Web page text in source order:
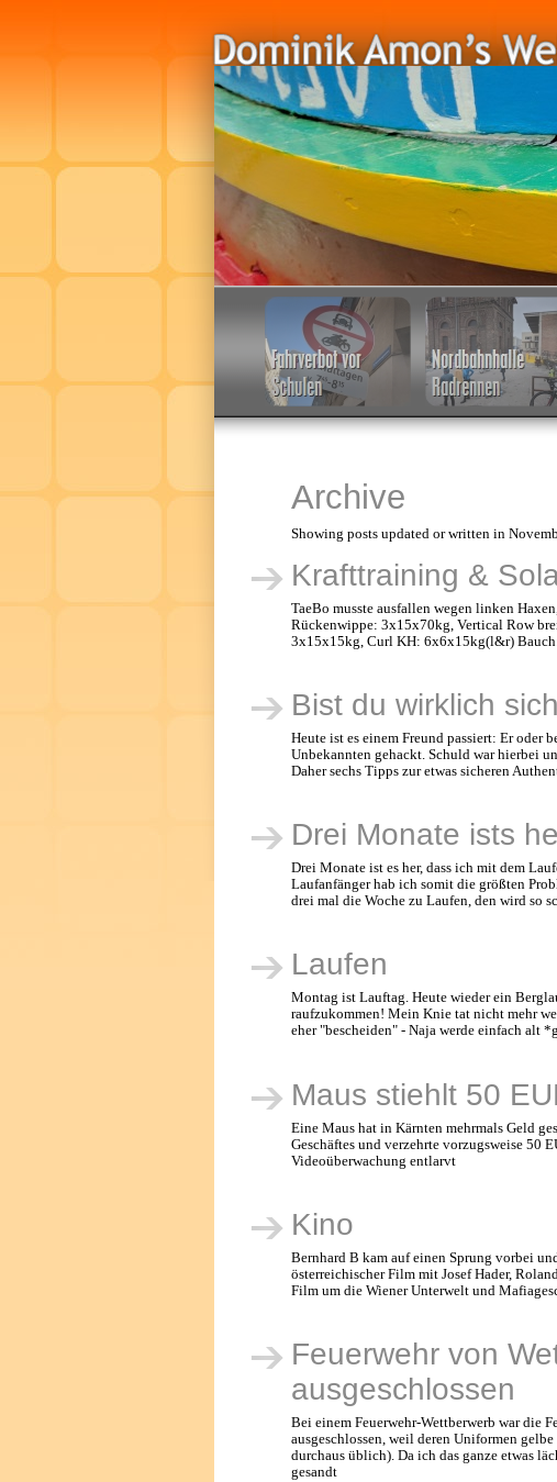
Archive
Showing posts updated or written in
Krafttraining &
TaeBo musste ausfallen wegen linken
Rückenwippe: 3x15x70kg, Vertical Row
3x15x15kg, Curl KH: 6x6x15kg(l&r)
Bist du wirklich
Heute ist es einem Freund passiert: Er oder
Unbekannten gehackt. Schuld war hierbei
Daher sechs Tipps zur etwas sicheren
Drei Monate ists
Drei Monate ist es her, dass ich mit dem
Laufanfänger hab ich somit die größten
drei mal die Woche zu Laufen, den wird so
Laufen
Montag ist Lauftag. Heute wieder ein
raufzukommen! Mein Knie tat nicht mehr
eher "bescheiden" - Naja werde einfach alt
Maus stiehlt 50
Eine Maus hat in Kärnten mehrmals Geld
Geschäftes und verzehrte vorzugsweise 50
Videoüberwachung entlarvt
Kino
Bernhard B kam auf einen Sprung vorbei
österreichischer Film mit Josef Hader,
Film um die Wiener Unterwelt und
Feuerwehr von
ausgeschlossen
Bei einem Feuerwehr-Wettberwerb war die
ausgeschlossen, weil deren Uniformen
durchaus üblich). Da ich das ganze etwas
gesandt